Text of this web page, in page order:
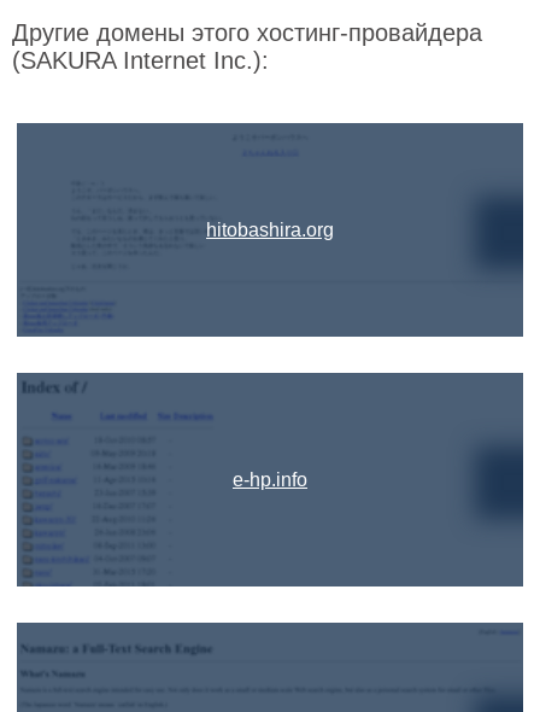
Другие домены этого хостинг-провайдера
(SAKURA Internet Inc.):
hitobashira.org
e-hp.info